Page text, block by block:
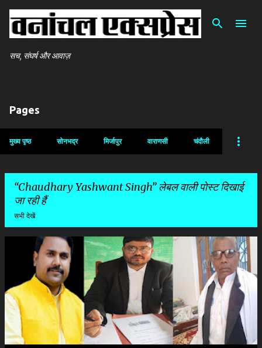
सीधे मुख्य सामग्री पर जाएं
सच, संघर्ष और आवाज़
Pages
मुख्य पृष्ठ सोनभद्र मिर्जापुर वाराणसी चंदौली
Chaudhary Yashwant Singh लेबल वाली पोस्ट दिखाई
जा रही हैं
सभी देखें
श